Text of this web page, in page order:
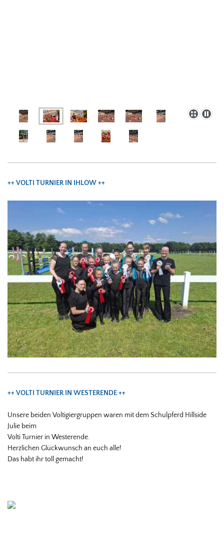
++ VOLTI TURNIER IN IHLOW ++
++ VOLTI TURNIER IN WESTERENDE ++
Unsere beiden Voltigiergruppen waren mit dem Schulpferd Hillside
Julie beim
Volti Turnier in Westerende.
Herzlichen Glückwunsch an euch alle!
Das habt ihr toll gemacht!